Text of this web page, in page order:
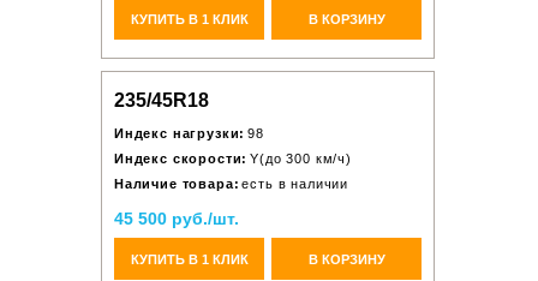
КУПИТЬ В 1 КЛИК В КОРЗИНУ
235/45R18
Индекс нагрузки: 98
Индекс скорости: Y(до 300 км/ч)
Наличие товара: есть в наличии
45 500 руб./шт.
КУПИТЬ В 1 КЛИК В КОРЗИНУ